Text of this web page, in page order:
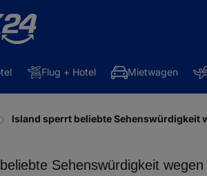
Flug + Hotel Mietwagen
Island sperrt beliebte Sehenswürdigkeit
Sehenswürdigkeit